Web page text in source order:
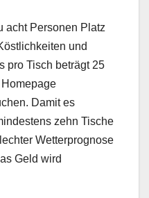
acht Personen Platz
und
pro Tisch beträgt 25
Damit es
zehn Tische
Wetterprognose
Geld wird